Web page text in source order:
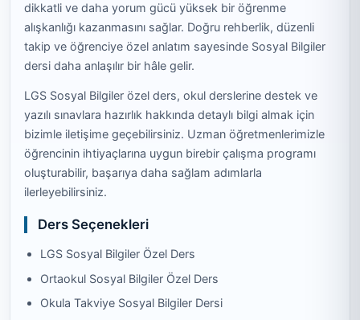
dikkatli ve daha yorum gücü yüksek bir öğrenme
alışkanlığı kazanmasını sağlar. Doğru rehberlik, düzenli
takip ve öğrenciye özel anlatım sayesinde Sosyal Bilgiler
dersi daha anlaşılır bir hâle gelir.
LGS Sosyal Bilgiler özel ders, okul derslerine destek ve
yazılı sınavlara hazırlık hakkında detaylı bilgi almak için
bizimle iletişime geçebilirsiniz. Uzman öğretmenlerimizle
öğrencinin ihtiyaçlarına uygun birebir çalışma programı
oluşturabilir, başarıya daha sağlam adımlarla
ilerleyebilirsiniz.
Ders Seçenekleri
LGS Sosyal Bilgiler Özel Ders
Ortaokul Sosyal Bilgiler Özel Ders
Okula Takviye Sosyal Bilgiler Dersi